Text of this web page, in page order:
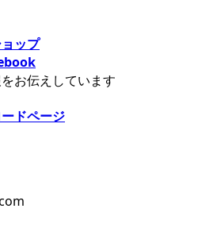
ップ
お伝えしています
ドページ